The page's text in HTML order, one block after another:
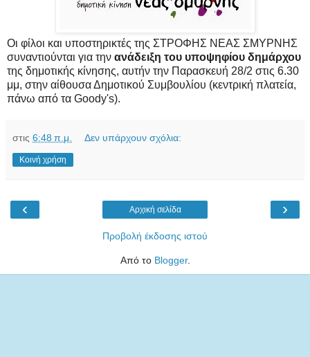
Οι φίλοι και υποστηρικτές της ΣΤΡΟΦΗΣ ΝΕΑΣ ΣΜΥΡΝΗΣ
συναντιούνται για την ανάδειξη του υποψηφίου δημάρχου
της δημοτικής κίνησης, αυτήν την Παρασκευή 28/2 στις 6.30
μμ, στην αίθουσα Δημοτικού Συμβουλίου (κεντρική πλατεία,
πάνω από τα Goody's).
στις 6:48 π.μ. Δεν υπάρχουν σχόλια:
Κοινή χρήση
‹ ›
Αρχική σελίδα
Προβολή έκδοσης ιστού
Από το Blogger.